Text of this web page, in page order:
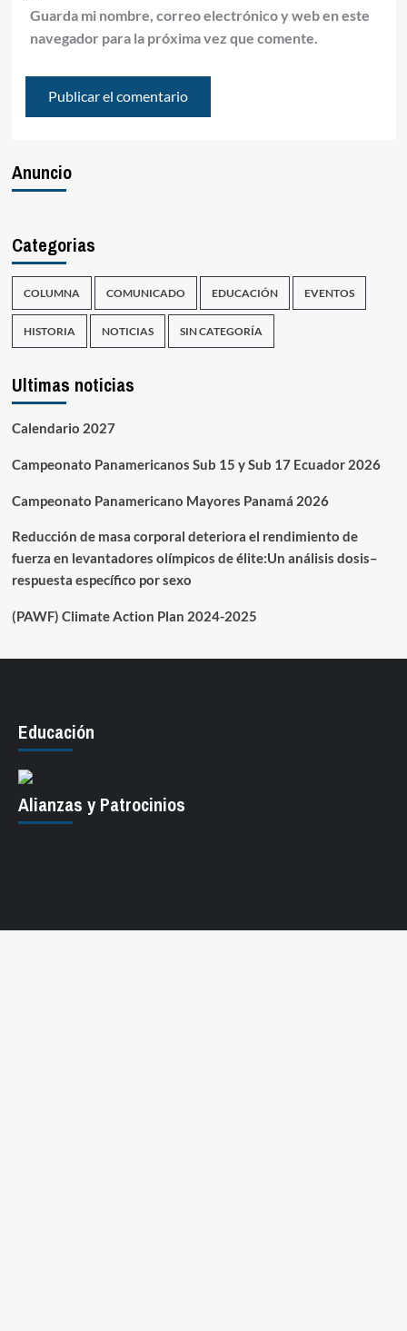
Guarda mi nombre, correo electrónico y web en este
navegador para la próxima vez que comente.
Anuncio
Categorias
COLUMNA COMUNICADO EDUCACIÓN EVENTOS
HISTORIA NOTICIAS SIN CATEGORÍA
Ultimas noticias
Calendario 2027
Campeonato Panamericanos Sub 15 y Sub 17 Ecuador 2026
Campeonato Panamericano Mayores Panamá 2026
Reducción de masa corporal deteriora el rendimiento de
fuerza en levantadores olímpicos de élite:Un análisis dosis–
respuesta específico por sexo
(PAWF) Climate Action Plan 2024-2025
Educación
Alianzas y Patrocinios